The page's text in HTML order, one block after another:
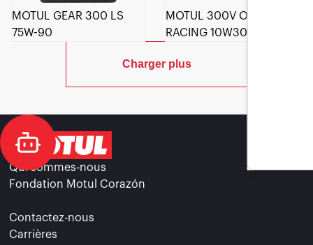
MOTUL GEAR 300 LS
75W-90
MOTUL 300V OFF ROAD
RACING 10W30
Charger plus
Qui sommes-nous
Fondation Motul Corazón
Contactez-nous
Carrières